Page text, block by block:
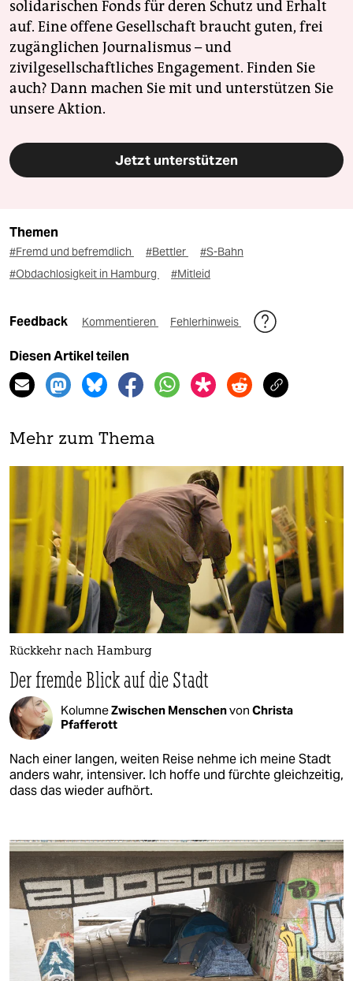
solidarischen Fonds für deren Schutz und Erhalt
auf. Eine offene Gesellschaft braucht guten, frei
zugänglichen Journalismus – und
zivilgesellschaftliches Engagement. Finden Sie
auch? Dann machen Sie mit und unterstützen Sie
unsere Aktion.
Jetzt unterstützen
Themen
#Fremd und befremdlich #Bettler
#S-Bahn
#Obdachlosigkeit in Hamburg
#Mitleid
Feedback Kommentieren Fehlerhinweis
Diesen Artikel teilen
Mehr zum Thema
Rückkehr nach Hamburg
Der fremde Blick auf die Stadt
KolumneZwischen Menschenvon Christa
Pfafferott
Nach einer langen, weiten Reise nehme ich meine Stadt
anders wahr, intensiver. Ich hoffe und fürchte gleichzeitig,
dass das wieder aufhört.